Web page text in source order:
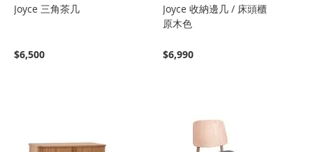
Joyce 三角茶几
$6,500
Joyce 收納邊几 / 床頭櫃
原木色
$6,990